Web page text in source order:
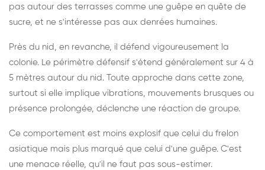
pas autour des terrasses comme une guêpe en quête de
sucre, et ne s'intéresse pas aux denrées humaines.
Près du nid, en revanche, il défend vigoureusement la
colonie. Le périmètre défensif s'étend généralement sur 4 à
5 mètres autour du nid. Toute approche dans cette zone,
surtout si elle implique vibrations, mouvements brusques ou
présence prolongée, déclenche une réaction de groupe.
Ce comportement est moins explosif que celui du frelon
asiatique mais plus marqué que celui d'une guêpe. C'est
une menace réelle, qu'il ne faut pas sous-estimer.